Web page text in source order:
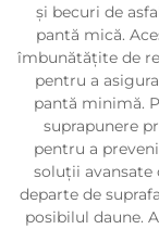
și becuri de
pantă mică.
îmbunătățite de
pentru a
pantă minimă.
suprapunere
pentru a
soluții avansate
departe de
posibilul daune.